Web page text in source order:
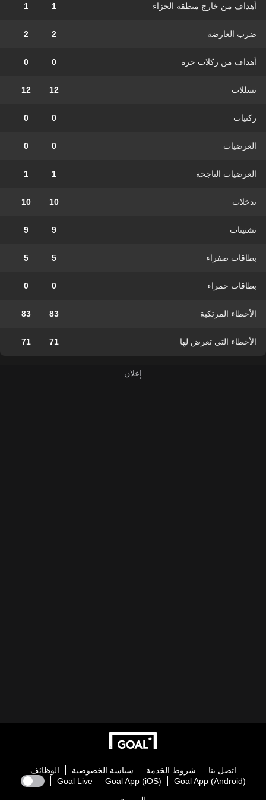
أهداف من خارج منطقة الجزاء 1
1
ضرب العارضة 2
2
أهداف من ركلات حرة 0
0
تسللات 12
12
ركنيات 0
0
العرضيات 0
0
العرضيات الناجحة 1
1
تدخلات 10
10
تشتيتات 9
9
بطاقات صفراء 5
5
بطاقات حمراء 0
0
الأخطاء المرتكبة 83
83
الأخطاء التي تعرض لها 71
71
اتصل بنا شروط الخدمة سياسة الخصوصية
الوظائف
Goal App (Android)
Goal App (iOS)
Goal Live